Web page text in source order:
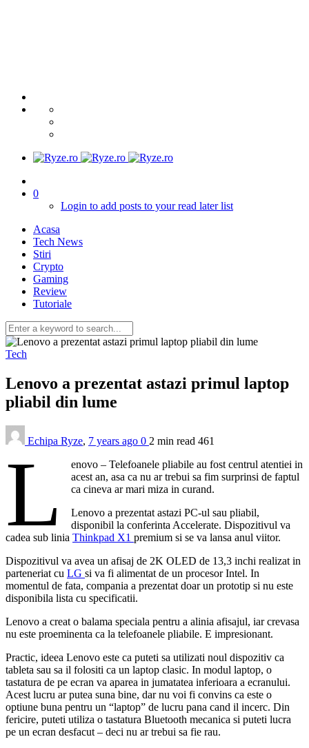
0
Login to add posts to your read later list
Acasa
Tech News
Stiri
Crypto
Gaming
Review
Tutoriale
Tech
Lenovo a prezentat astazi primul laptop
pliabil din lume
Echipa Ryze, 7 years ago 0 2 min read 461
L
enovo – Telefoanele pliabile au fost centrul atentiei in
acest an, asa ca nu ar trebui sa fim surprinsi de faptul
ca cineva ar mari miza in curand.
Lenovo a prezentat astazi PC-ul sau pliabil,
disponibil la conferinta Accelerate. Dispozitivul va
cadea sub linia Thinkpad X1 premium si se va lansa anul viitor.
Dispozitivul va avea un afisaj de 2K OLED de 13,3 inchi realizat in
parteneriat cu LG si va fi alimentat de un procesor Intel. In
momentul de fata, compania a prezentat doar un prototip si nu este
disponibila lista cu specificatii.
Lenovo a creat o balama speciala pentru a alinia afisajul, iar crevasa
nu este proeminenta ca la telefoanele pliabile. E impresionant.
Practic, ideea Lenovo este ca puteti sa utilizati noul dispozitiv ca
tableta sau sa il folositi ca un laptop clasic. In modul laptop, o
tastatura de pe ecran va aparea in jumatatea inferioara a ecranului.
Acest lucru ar putea suna bine, dar nu voi fi convins ca este o
optiune buna pentru un “laptop” de lucru pana cand il incerc. Din
fericire, puteti utiliza o tastatura Bluetooth mecanica si puteti lucra
pe un ecran desfacut – deci nu ar trebui sa fie rau.